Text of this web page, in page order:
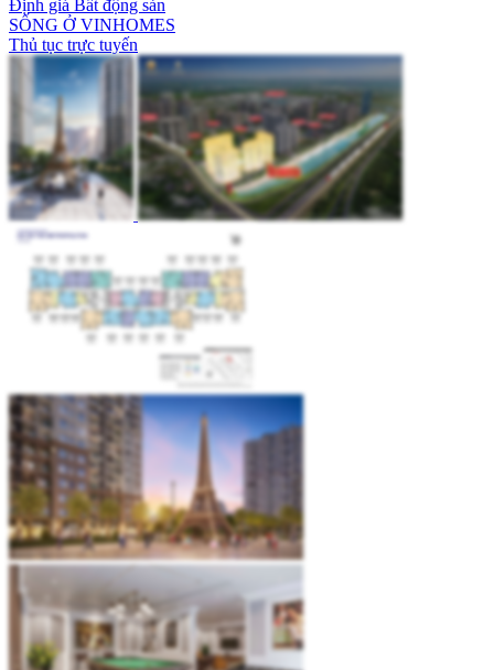
Định giá Bất động sản
SỐNG Ở VINHOMES
Thủ tục trực tuyến